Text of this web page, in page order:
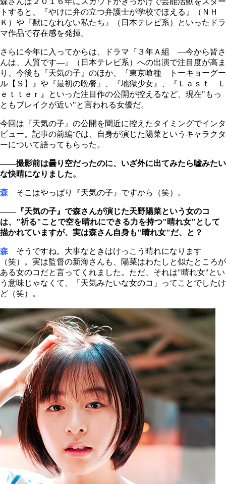
トすると、『やけに弁の立つ弁護士が学校でほえる』（ＮＨ
Ｋ）や『獣になれない私たち』（日本テレビ系）といったドラ
マ作品で存在感を発揮。
さらに今年に入ってからは、ドラマ『３年Ａ組 ―今から皆さ
んは、人質です―』（日本テレビ系）への出演で注目度が高ま
り、今後も『天気の子』のほか、『東京喰種 トーキョーグー
ル【Ｓ】』や『最初の晩餐』、『地獄少女』、『Ｌａｓｔ Ｌ
ｅｔｔｅｒ』といった注目作の公開が控えるなど、現在"もっ
ともブレイクが近い"と言われる女優だ。
今回は『天気の子』の公開を間近に控えたタイミングでインタ
ビュー。記事の前編では、自身が演じた陽菜というキャラクタ
ーについて語ってもらった。
――撮影前は曇り空だったのに、いざ外に出てみたら嘘みたい
な快晴になりました。
森 そこはやっぱり『天気の子』ですから（笑）。
――『天気の子』で森さんが演じた天野陽菜という女のコ
は、"祈る"ことで空を晴れにできる力を持つ"晴れ女"として
描かれていますが、実は森さん自身も"晴れ女"だ、と？
森 そうですね。大事なときはけっこう晴れになります
（笑）。実は監督の新海さんも、陽菜はわたしと似たところが
ある女のコだと言ってくれました。ただ、それは"晴れ女"とい
う意味じゃなくて、「天気みたいな女のコ」ってことでしたけ
ど（笑）。